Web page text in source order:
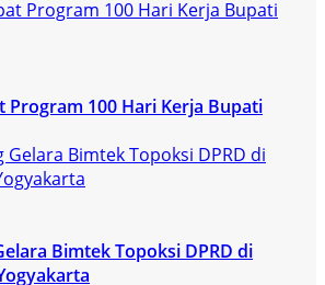
Program 100 Hari Kerja Bupati
Bimtek Topoksi DPRD di